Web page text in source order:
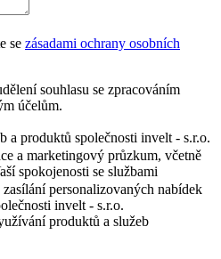
se zásadami ochrany osobních
souhlasu se zpracováním
účelům.
a produktů společnosti invelt - s.r.o.
a marketingový průzkum, včetně
spokojenosti se službami
zasílání personalizovaných nabídek
invelt - s.r.o.
produktů a služeb